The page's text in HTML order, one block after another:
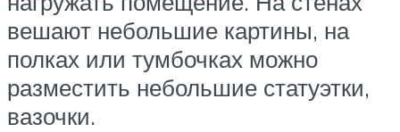
вешают небольшие картины, на
полках или тумбочках можно
разместить небольшие статуэтки,
вазочки.